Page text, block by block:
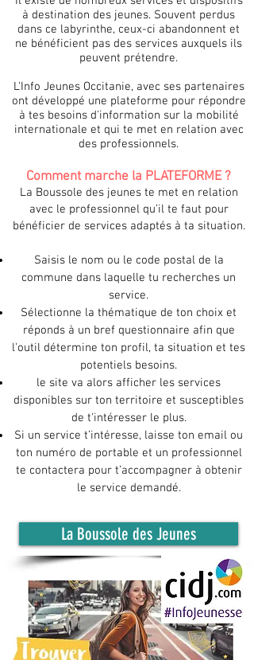
à destination des jeunes. Souvent perdus
dans ce labyrinthe, ceux-ci abandonnent et
ne bénéficient pas des services auxquels ils
peuvent prétendre.
L'Info Jeunes Occitanie, avec ses partenaires
ont développé une plateforme pour répondre
à tes besoins d'information sur la mobilité
internationale et qui te met en relation avec
des professionnels.
Comment marche la PLATEFORME ?
La Boussole des jeunes te met en relation
avec le professionnel qu’il te faut pour
bénéficier de services adaptés à ta situation.
Saisis le nom ou le code postal de la
commune dans laquelle tu recherches un
service.
Sélectionne la thématique de ton choix et
réponds à un bref questionnaire afin que
l'outil détermine ton profil, ta situation et tes
potentiels besoins.
le site va alors afficher les services
disponibles sur ton territoire et susceptibles
de t'intéresser le plus.
Si un service t’intéresse, laisse ton email ou
ton numéro de portable et un professionnel
te contactera pour t’accompagner à obtenir
le service demandé.
La Boussole des Jeunes